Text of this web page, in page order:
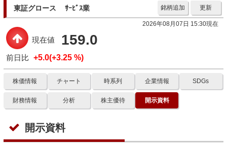
東証グロース ｻｰﾋﾞｽ業 更新
銘柄追加
2026年08月07日 15:30現在
現在値 159.0
前日比 +5.0(+3.25 %)
株価情報 チャート 時系列 企業情報 SDGs
財務情報 分析 株主優待 開示資料
開示資料